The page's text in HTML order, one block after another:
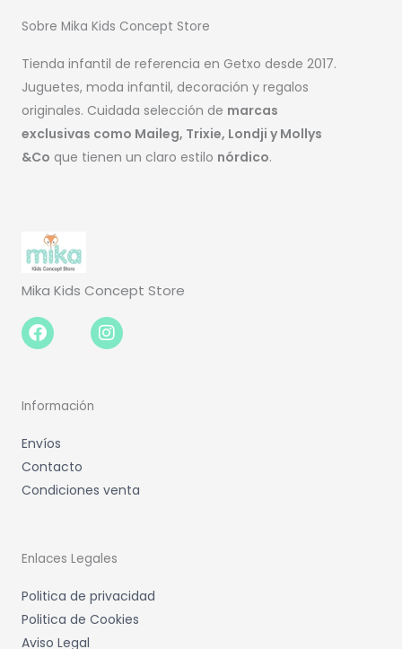
Sobre Mika Kids Concept Store
Tienda infantil de referencia en Getxo desde 2017.
Juguetes, moda infantil, decoración y regalos
originales. Cuidada selección de marcas
exclusivas como Maileg, Trixie, Londji y Mollys
&Co que tienen un claro estilo nórdico.
Mika Kids Concept Store
Facebook-
f
Instagram
Información
Envíos
Contacto
Condiciones venta
Enlaces Legales
Politica de privacidad
Politica de Cookies
Aviso Legal